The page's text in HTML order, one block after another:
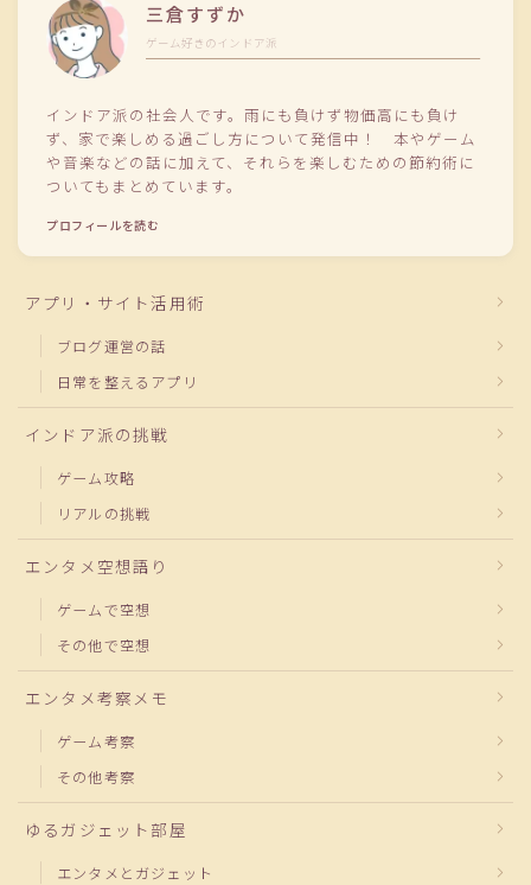
三倉すずか
ゲーム好きのインドア派
インドア派の社会人です。雨にも負けず物価高にも負け
ず、家で楽しめる過ごし方について発信中！ 本やゲーム
や音楽などの話に加えて、それらを楽しむための節約術に
ついてもまとめています。
プロフィールを読む
アプリ・サイト活用術
ブログ運営の話
日常を整えるアプリ
インドア派の挑戦
ゲーム攻略
リアルの挑戦
エンタメ空想語り
ゲームで空想
その他で空想
エンタメ考察メモ
ゲーム考察
その他考察
ゆるガジェット部屋
エンタメとガジェット